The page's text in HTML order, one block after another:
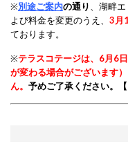
※別途ご案内の通り
、湖畔
よび料金を変更のうえ、 3月
ております。
※テラスコテージは、6月6
が変わる場合がございます
ん。 予めご了承ください。